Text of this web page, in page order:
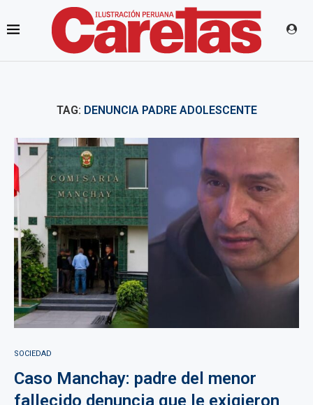
TAG: DENUNCIA PADRE ADOLESCENTE
SOCIEDAD
Caso Manchay: padre del menor
fallecido denuncia que le exigieron